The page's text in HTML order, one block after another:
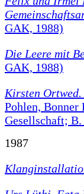
GAK, 1988)
Die Leere mit
GAK, 1988)
Kirsten Ortwed.
Pohlen, Bonner
Gesellschaft;
1987